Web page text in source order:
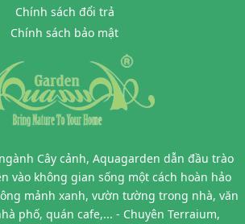
Chính sách đổi trả
Chính sách bảo mật
Cây cảnh, Aquagarden dẫn đầu trào
vào không gian sống một cách hoàn hảo
mảnh xanh, vườn tường trong nhà, văn
phố, quán cafe,... - Chuyên Terraium,